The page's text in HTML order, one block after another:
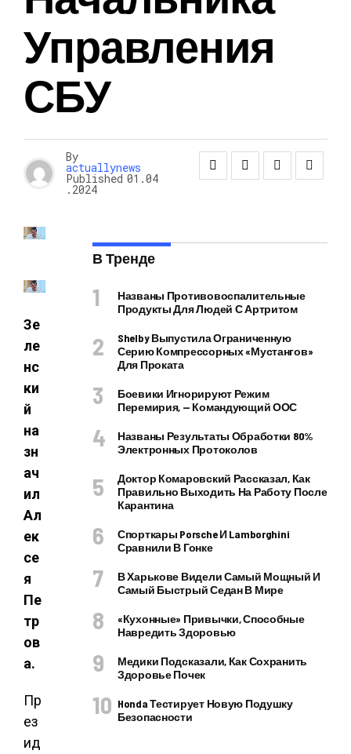
Управления
СБУ
By
actuallynews
Published 01.04
.2024
Зе
ле
нс
ки
й
на
зн
ач
ил
Ал
ек
се
я
Пе
тр
ов
а.
Пр
ез
ид
В Тренде
Названы Противовоспалительные
Продукты Для Людей С Артритом
Shelby Выпустила Ограниченную
Серию Компрессорных «Мустангов»
Для Проката
Боевики Игнорируют Режим
Перемирия, — Командующий ООС
Названы Результаты Обработки 80%
Электронных Протоколов
Доктор Комаровский Рассказал, Как
Правильно Выходить На Работу После
Карантина
Спорткары Porsche И Lamborghini
Сравнили В Гонке
В Харькове Видели Самый Мощный И
Самый Быстрый Седан В Мире
«Кухонные» Привычки, Способные
Навредить Здоровью
Медики Подсказали, Как Сохранить
Здоровье Почек
Honda Тестирует Новую Подушку
Безопасности